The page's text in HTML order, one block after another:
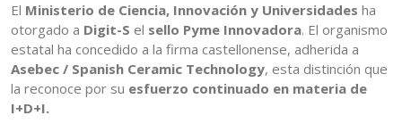
El Ministerio de Ciencia, Innovación y Universidades ha
otorgado a Digit-S el sello Pyme Innovadora. El organismo
estatal ha concedido a la firma castellonense, adherida a
Asebec / Spanish Ceramic Technology, esta distinción que
la reconoce por su esfuerzo continuado en materia de
I+D+I.